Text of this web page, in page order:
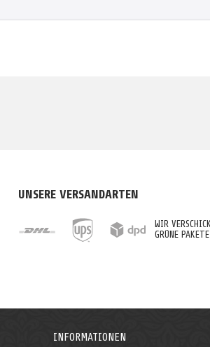
UNSERE VERSANDARTEN
WIR
GRÜNE PAKETE
INFORMATIONEN